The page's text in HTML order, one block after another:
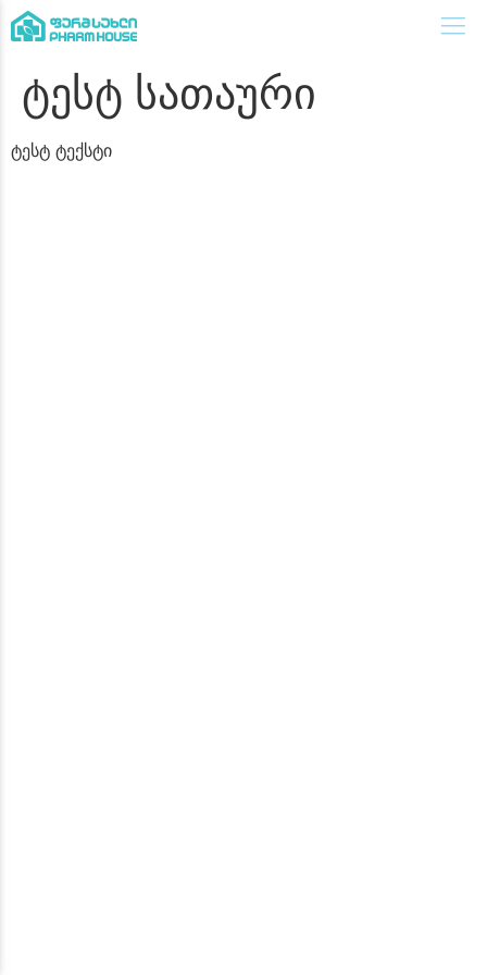
ტესტ სათაური
ტესტ ტექსტი